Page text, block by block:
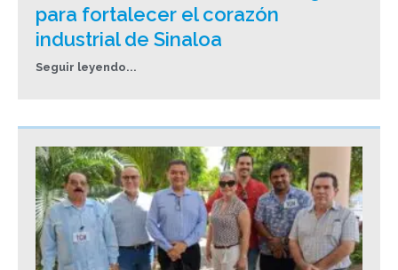
para fortalecer el corazón
industrial de Sinaloa
Seguir leyendo...